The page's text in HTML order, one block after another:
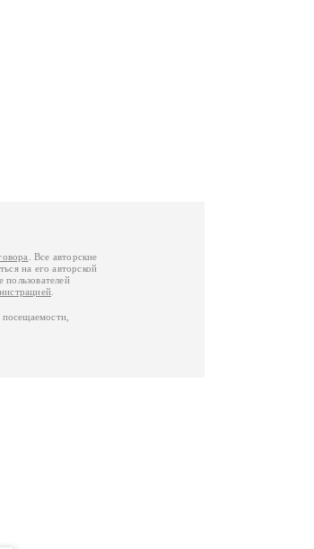
. Все авторские
на его авторской
пользователей